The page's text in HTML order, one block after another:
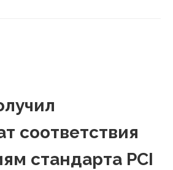
соответствия
стандарта PCI